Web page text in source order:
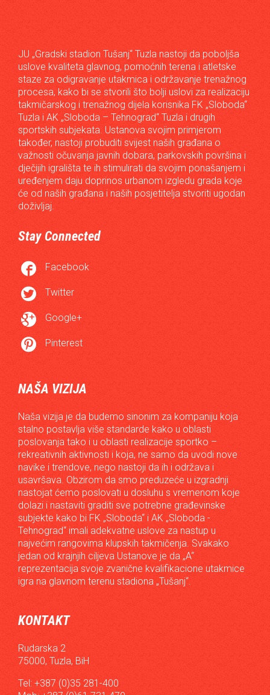
JU „Gradski stadion Tušanj“ Tuzla nastoji da poboljša
uslove kvaliteta glavnog, pomoćnih terena i atletske
staze za odigravanje utakmica i održavanje trenažnog
procesa, kako bi se stvorili što bolji uslovi za realizaciju
takmičarskog i trenažnog dijela korisnika FK „Sloboda“
Tuzla i AK „Sloboda – Tehnograd“ Tuzla i drugih
sportskih subjekata. Ustanova svojim primjerom
također, nastoji probuditi svijest naših građana o
važnosti očuvanja javnih dobara, parkovskih površina i
dječijih igrališta te ih stimulirati da svojim ponašanjem i
uređenjem daju doprinos urbanom izgledu grada koje
će od naših građana i naših posjetitelja stvoriti ugodan
doživljaj.
Stay Connected
 Facebook
 Twitter
 Google+
 Pinterest
NAŠA VIZIJA
Naša vizija je da budemo sinonim za kompaniju koja
stalno postavlja više standarde kako u oblasti
poslovanja tako i u oblasti realizacije sportko –
rekreativnih aktivnosti i koja, ne samo da uvodi nove
navike i trendove, nego nastoji da ih i održava i
usavršava. Obzirom da smo preduzeće u izgradnji
nastojat ćemo poslovati u dosluhu s vremenom koje
dolazi i nastaviti graditi sve potrebne građevinske
subjekte kako bi FK „Sloboda“ i AK „Sloboda -
Tehnograd“ imali adekvatne uslove za nastup u
najvećim rangovima klupskih takmičenja. Svakako
jedan od krajnjih ciljeva Ustanove je da „A“
reprezentacija svoje zvanične kvalifikacione utakmice
igra na glavnom terenu stadiona „Tušanj“.
KONTAKT
Rudarska 2
75000, Tuzla, BiH
Tel: +387 (0)35 281-400